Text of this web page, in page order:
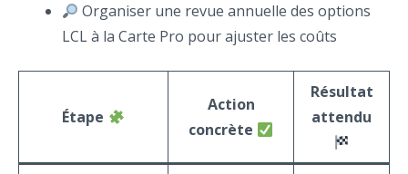
Organiser une revue annuelle des options
LCL à la Carte Pro pour ajuster les coûts
Étape
Action
concrète
Résultat
attendu